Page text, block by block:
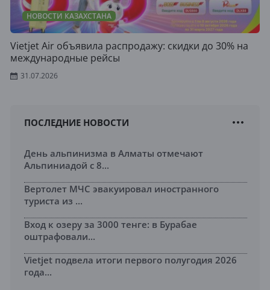
НОВОСТИ КАЗАХСТАНА
Vietjet Air объявила распродажу: скидки до 30% на
международные рейсы
31.07.2026
ПОСЛЕДНИЕ НОВОСТИ
День альпинизма в Алматы отмечают
Альпиниадой с 8...
Вертолет МЧС эвакуировал иностранного
туриста из ...
Вход к озеру за 3000 тенге: в Бурабае
оштрафовали...
Vietjet подвела итоги первого полугодия 2026
года...